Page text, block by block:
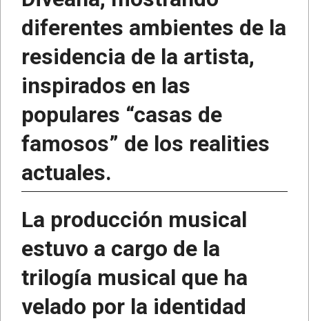
diferentes ambientes de la
residencia de la artista,
inspirados en las
populares “casas de
famosos” de los realities
actuales.
La producción musical
estuvo a cargo de la
trilogía musical que ha
velado por la identidad